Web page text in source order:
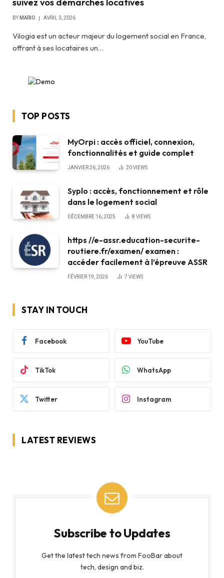
suivez vos démarches locatives
BY MARIO AVRIL 3, 2026
Vilogia est un acteur majeur du logement social en France,
offrant à ses locataires un…
TOP POSTS
MyOrpi : accès officiel, connexion,
fonctionnalités et guide complet
JANVIER 26, 2026 20VIEWS
Syplo : accès, fonctionnement et rôle
dans le logement social
DÉCEMBRE 16, 2025 8 VIEWS
https //e-assr.education-securite-
routiere.fr/examen/ examen :
accéder facilement à l’épreuve ASSR
FÉVRIER 19, 2026 7 VIEWS
STAY IN TOUCH
Facebook YouTube
TikTok WhatsApp
Twitter Instagram
LATEST REVIEWS
Subscribe to Updates
Get the latest tech news from FooBar about
tech, design and biz.